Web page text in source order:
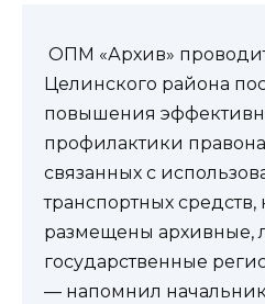
ОПМ «Архив»
Целинского района
повышения
профилактики
связанных с
транспортных средств,
размещены архивные,
государственные
— напомнил